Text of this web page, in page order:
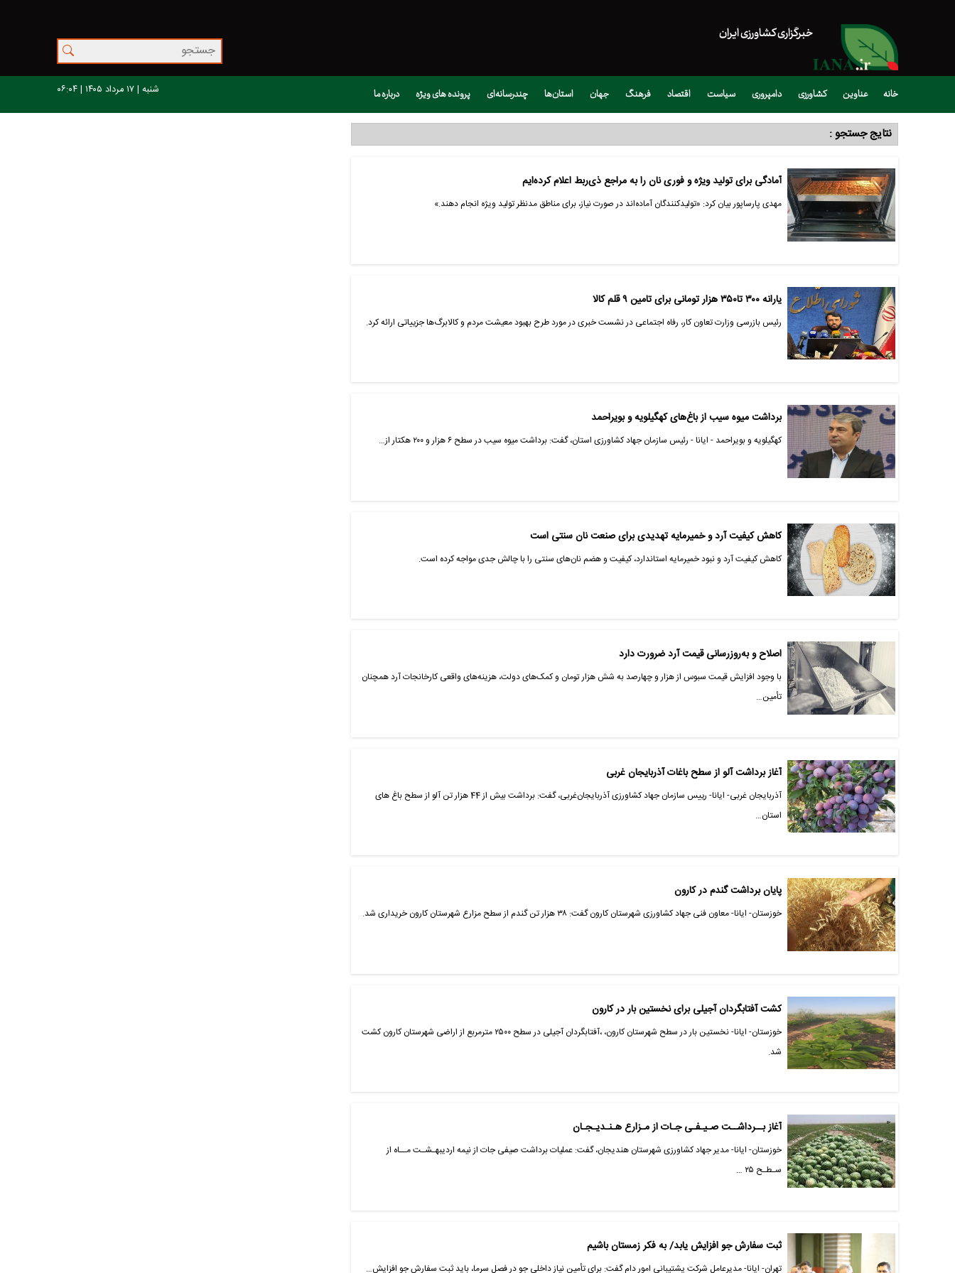
خبرگزاری کشاورزی ایران
خانه عناوین کشاورزی دامپروری سیاست اقتصاد فرهنگ جهان استان‌ها چندرسانه‌ای پرونده های ویژه درباره ما شنبه | ۱۷ مرداد ۱۴۰۵ | ۰۶:۰۴
نتایج جستجو :
آمادگی برای تولید ویژه و فوری نان را به مراجع ذی‌ربط اعلام کرده‌ایم
مهدی پارساپور بیان کرد: «تولیدکنندگان آماده‌اند در صورت نیاز، برای مناطق مدنظر تولید ویژه انجام دهند.»
یارانه ۳۰۰ تا۳۵۰ هزار تومانی برای تامین ۹ قلم کالا
رئیس بازرسی وزارت تعاون کار، رفاه اجتماعی در نشست خبری در مورد طرح بهبود معیشت مردم و کالابرگ‌ها جزییاتی ارائه کرد.
برداشت میوه سیب از باغ‌های کهگیلویه و بویراحمد
کهگیلویه و بویراحمد - ایانا - رئیس سازمان جهاد کشاورزی استان، گفت: برداشت میوه سیب در سطح ۶ هزار و ۲۰۰ هکتار از…
کاهش کیفیت آرد و خمیرمایه تهدیدی برای صنعت نان سنتی است
کاهش کیفیت آرد و نبود خمیرمایه استاندارد، کیفیت و هضم نان‌های سنتی را با چالش جدی مواجه کرده است.
اصلاح و به‌روزرسانی قیمت آرد ضرورت دارد
با وجود افزایش قیمت سبوس از هزار و چهارصد به شش هزار تومان و کمک‌های دولت، هزینه‌های واقعی کارخانجات آرد همچنان
تأمین…
آغاز برداشت آلو از سطح باغات آذربایجان غربی
آذربایجان غربی- ایانا- رییس سازمان جهاد کشاورزی آذربایجان‌غربی، گفت: برداشت بیش از 44 هزار تن آلو از سطح باغ های
استان…
پایان برداشت گندم در کارون
خوزستان- ایانا- معاون فنی جهاد کشاورزی شهرستان کارون گفت: ۳۸ هزار تن گندم از سطح مزارع شهرستان کارون خریداری شد.
کشت آفتابگردان آجیلی برای نخستین بار در کارون
خوزستان- ایانا- نخستین بار در سطح شهرستان کارون، ،آفتابگردان آجیلی در سطح ۲۵۰۰ مترمربع از اراضی شهرستان کارون کشت
شد.
آغاز بــرداشــت صـیـفـی جـات از مـزارع هـنـدیـجـان
خوزستان- ایانا- مدیر جهاد کشاورزی شهرستان هندیجان، گفت: عملیات برداشت صیفی جات از نیمه اردیبهـشـت مــاه از
سـطـح ۲۵ …
ثبت سفارش جو افزایش یابد/ به فکر زمستان باشیم
تهران- ایانا- مدیرعامل شرکت پشتیبانی امور دام گفت: برای تأمین نیاز داخلی جو در فصل سرما، باید ثبت سفارش جو افزایش…